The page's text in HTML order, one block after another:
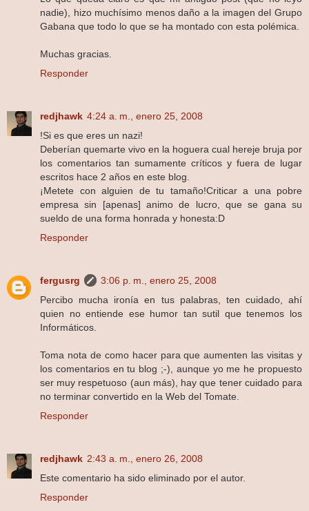
nadie), hizo muchísimo menos daño a la imagen del Grupo
Gabana que todo lo que se ha montado con esta polémica.
Muchas gracias.
Responder
redjhawk 4:24 a. m., enero 25, 2008
!Si es que eres un nazi!
Deberían quemarte vivo en la hoguera cual hereje bruja por
los comentarios tan sumamente críticos y fuera de lugar
escritos hace 2 años en este blog.
¡Metete con alguien de tu tamaño!Criticar a una pobre
empresa sin [apenas] animo de lucro, que se gana su
sueldo de una forma honrada y honesta:D
Responder
fergusrg
3:06 p. m., enero 25, 2008
Percibo mucha ironía en tus palabras, ten cuidado, ahí
quien no entiende ese humor tan sutil que tenemos los
Informáticos.
Toma nota de como hacer para que aumenten las visitas y
los comentarios en tu blog ;-), aunque yo me he propuesto
ser muy respetuoso (aun más), hay que tener cuidado para
no terminar convertido en la Web del Tomate.
Responder
redjhawk 2:43 a. m., enero 26, 2008
Este comentario ha sido eliminado por el autor.
Responder